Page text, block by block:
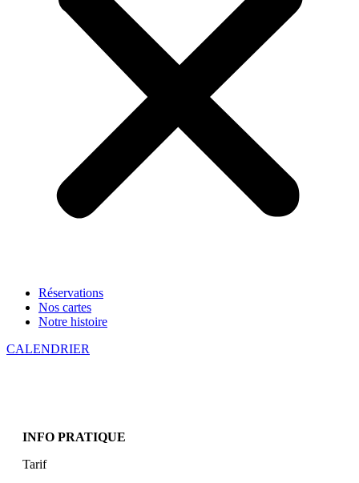
Réservations
Nos cartes
Notre histoire
CALENDRIER
INFO PRATIQUE
Tarif